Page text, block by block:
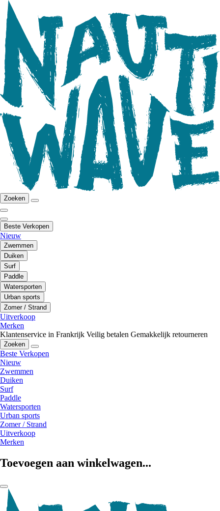
Zoeken
Beste Verkopen
Nieuw
Zwemmen
Duiken
Surf
Paddle
Watersporten
Urban sports
Zomer / Strand
Uitverkoop
Merken
Klantenservice in Frankrijk Veilig betalen Gemakkelijk retourneren
Zoeken
Beste Verkopen
Nieuw
Zwemmen
Duiken
Surf
Paddle
Watersporten
Urban sports
Zomer / Strand
Uitverkoop
Merken
Toevoegen aan winkelwagen...